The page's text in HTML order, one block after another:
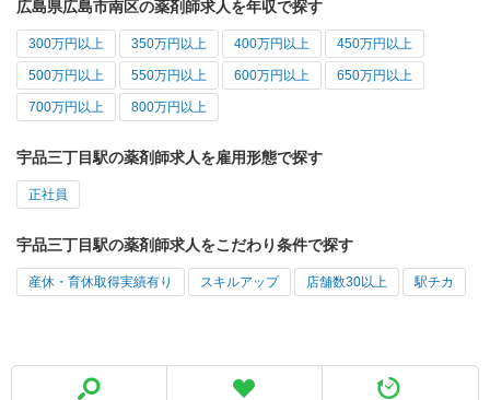
広島県広島市南区の薬剤師求人を年収で探す
300万円以上 350万円以上 400万円以上 450万円以上
500万円以上 550万円以上 600万円以上 650万円以上
700万円以上 800万円以上
宇品三丁目駅の薬剤師求人を雇用形態で探す
正社員
宇品三丁目駅の薬剤師求人をこだわり条件で探す
産休・育休取得実績有り スキルアップ 店舗数30以上 駅チカ